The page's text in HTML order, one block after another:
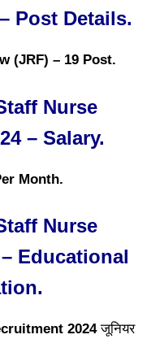
Post Details.
(JRF) – 19 Post.
Nurse
– Salary.
Month.
Nurse
Educational
2024जूनियर